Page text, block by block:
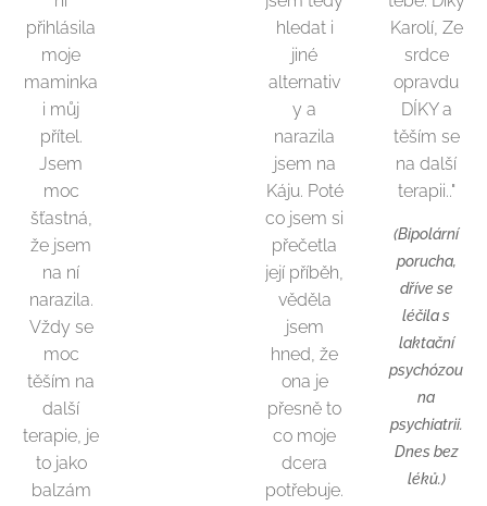
přihlásila
moje
maminka
i můj
přítel.
Jsem
moc
šťastná,
že jsem
na ní
narazila.
Vždy se
moc
těším na
další
terapie, je
to jako
balzám
hledat i
jiné
alternativ
y a
narazila
jsem na
Káju. Poté
co jsem si
přečetla
její příběh,
věděla
jsem
hned, že
ona je
přesně to
co moje
dcera
potřebuje.
Karolí, Ze
srdce
opravdu
DÍKY a
těším se
na další
terapii.."
(Bipolární
porucha,
dříve se
léčila s
laktační
psychózou
na
psychiatrii.
Dnes bez
léků.)